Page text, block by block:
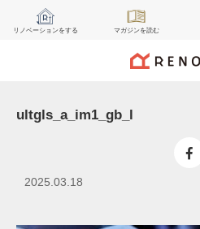
リノベーションをする マガジンを読む
ultgls_a_im1_gb_l
2025.03.18